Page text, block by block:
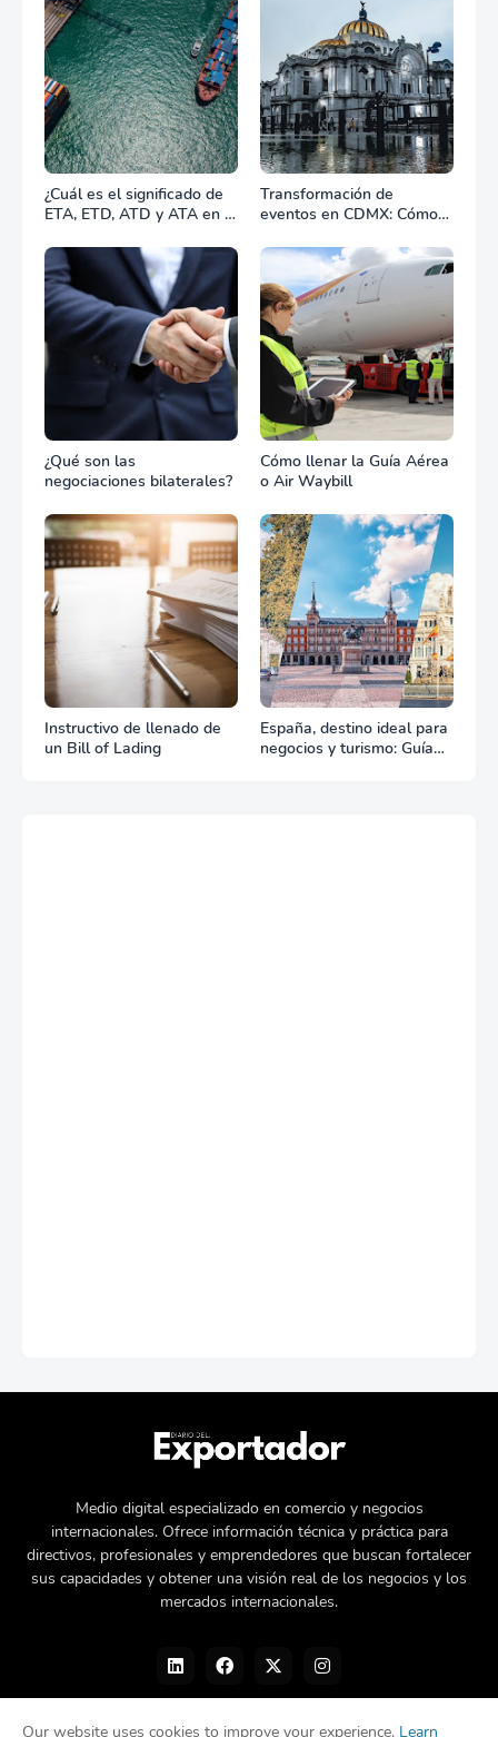
¿Cuál es el significado de
ETA, ETD, ATD y ATA en el
Transformación de
eventos en CDMX: Cómo
equipos define el éxito de
tu celebración
¿Qué son las
negociaciones bilaterales?
Cómo llenar la Guía Aérea
o Air Waybill
Instructivo de llenado de
un Bill of Lading
España, destino ideal para
negocios y turismo: Guía
Medio digital especializado en comercio y negocios
internacionales. Ofrece información técnica y práctica para
directivos, profesionales y emprendedores que buscan fortalecer
sus capacidades y obtener una visión real de los negocios y los
mercados internacionales.
Our website uses cookies to improve your experience. Learn